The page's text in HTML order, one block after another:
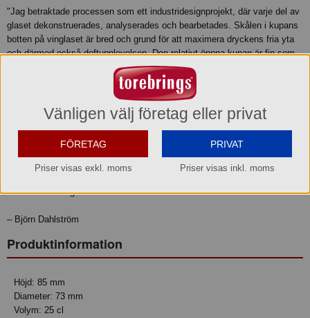
"Jag betraktade processen som ett industridesignprojekt, där varje del av
glaset dekonstruerades, analyserades och bearbetades. Skålen i kupans
botten på vinglaset är bred och grund för att maximera dryckens fria yta
och därmed också doftupplevelsen. Den relativt öppna kupan är fin som
en designmässig detalj men passar också känslomässigt bättre till
Champagneglaset bryter seriens kvadratiska formfaktor och särskiljer sig
genom sin flöjtform. Det korta benet harmoniserar fint med de andra
delarna i serien och medför att man automatiskt håller i kupan när man
lyfter glaset, vilket är bra för balansen, kanske framför allt i
mingelsituationer. Karaffen får en egen karaktär med sitt färgade glas och
eller till servering av valfria tillbehör."
– Björn Dahlström
Produktinformation
Höjd: 85 mm
Diameter: 73 mm
Volym: 25 cl
Vänligen välj företag eller privat
FÖRETAG
Priser visas exkl. moms
PRIVAT
Priser visas inkl. moms